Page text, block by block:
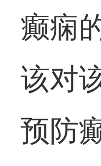
癫痫
该对
预防